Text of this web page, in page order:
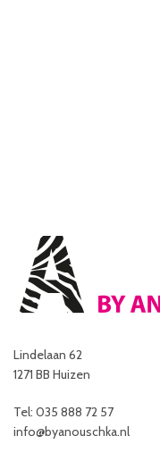
Lindelaan 62
1271 BB Huizen
Tel: 035 888 72 57
info@byanouschka.nl